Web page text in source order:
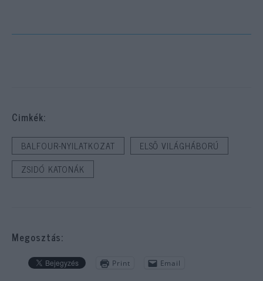
Cimkék:
BALFOUR-NYILATKOZAT
ELSŐ VILÁGHÁBORÚ
ZSIDÓ KATONÁK
Megosztás:
Print Email